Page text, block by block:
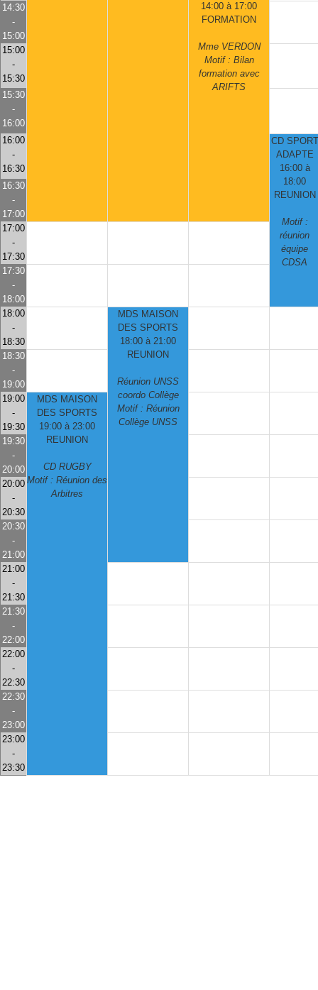
14:00 à 17:00
FORMATION
Mme VERDON
Motif : Bilan
formation avec
ARIFTS
14:30
-
15:00
15:00
-
15:30
15:30
-
16:00
16:00
-
16:30
CD SPORT
ADAPTE
16:00 à
18:00
REUNION
Motif :
réunion
équipe
CDSA
16:30
-
17:00
17:00
-
17:30
17:30
-
18:00
18:00
-
18:30
MDS MAISON
DES SPORTS
18:00 à 21:00
REUNION
Réunion UNSS
coordo Collège
Motif : Réunion
Collège UNSS
18:30
-
19:00
19:00
-
19:30
MDS MAISON
DES SPORTS
19:00 à 23:00
REUNION
CD RUGBY
Motif : Réunion des
Arbitres
19:30
-
20:00
20:00
-
20:30
20:30
-
21:00
21:00
-
21:30
21:30
-
22:00
22:00
-
22:30
22:30
-
23:00
23:00
-
23:30